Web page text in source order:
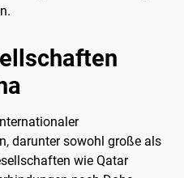
darunter sowohl große als
wie Qatar